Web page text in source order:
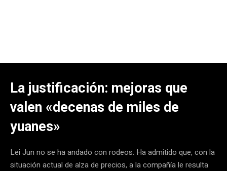
La justificación: mejoras que
valen «decenas de miles de
yuanes»
Lei Jun no se ha andado con rodeos. Ha admitido que, con la
situación actual de alza de precios, a la compañía le resulta